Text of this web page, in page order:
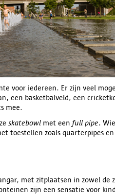
voor iedereen. Er zijn veel
een basketbalveld, een
mee.
skatebowl met een full pipe.
toestellen zoals quarterpipes
met zitplaatsen in zowel de
zijn een sensatie voor